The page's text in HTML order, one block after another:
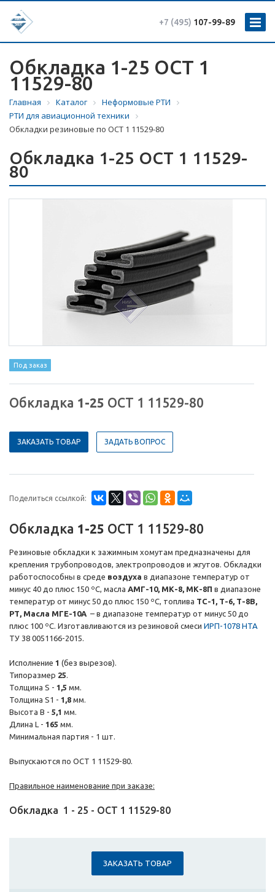
+7 (495) 107-99-89
Обкладка 1-25 ОСТ 1
11529-80
Главная Каталог
Неформовые РТИ
РТИ для авиационной техники
Обкладки резиновые по ОСТ 1 11529-80
Обкладка 1-25 ОСТ 1 11529-
80
Под заказ
Обкладка 1-25 ОСТ 1 11529-80
ЗАКАЗАТЬ ТОВАР ЗАДАТЬ ВОПРОС
Поделиться ссылкой:
Обкладка 1-25 ОСТ 1 11529-80
Резиновые обкладки к зажимным хомутам предназначены для
крепления трубопроводов, электропроводов и жгутов. Обкладки
работоспособны в среде воздуха в диапазоне температур от
минус 40 до плюс 150 ºС, масла АМГ-10, МК-8, МК-8П в диапазоне
температур от минус 50 до плюс 150 ºС, топлива ТС-1, Т-6, Т-8В,
РТ, Масла МГЕ-10А – в диапазоне температур от минус 50 до
плюс 100 ºС. Изготавливаются из резиновой смеси ИРП-1078 НТА
ТУ 38 0051166-2015.
Исполнение 1 (без вырезов).
Типоразмер 25.
Толщина S - 1,5 мм.
Толщина S1 - 1,8 мм.
Высота B - 5,1 мм.
Длина L - 165 мм.
Минимальная партия - 1 шт.
Выпускаются по ОСТ 1 11529-80.
Правильное наименование при заказе:
Обкладка 1 - 25 - ОСТ 1 11529-80
ЗАКАЗАТЬ ТОВАР